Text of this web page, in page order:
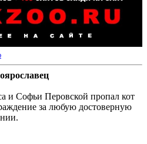
и Софьи Перовской пропал кот
за любую достоверную